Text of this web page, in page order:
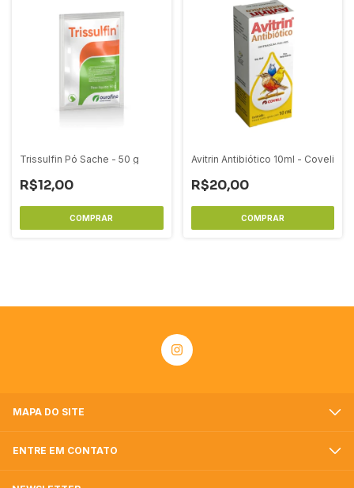
Trissulfin Pó Sache - 50 g
R$12,00
Avitrin Antibiótico 10ml - Coveli
R$20,00
MAPA DO SITE
ENTRE EM CONTATO